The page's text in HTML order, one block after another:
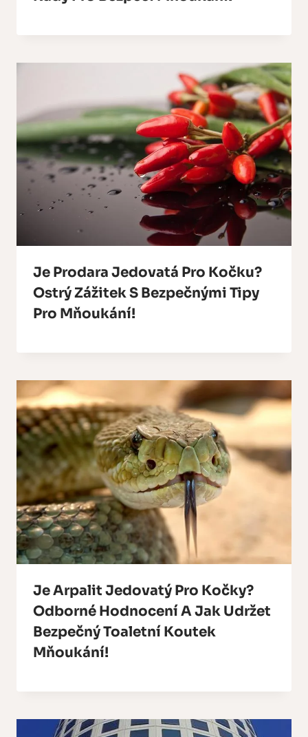
Je Prodara Jedovatá Pro Kočku?
Ostrý Zážitek S Bezpečnými Tipy
Pro Mňoukání!
Je Arpalit Jedovatý Pro Kočky?
Odborné Hodnocení A Jak Udržet
Bezpečný Toaletní Koutek
Mňoukání!